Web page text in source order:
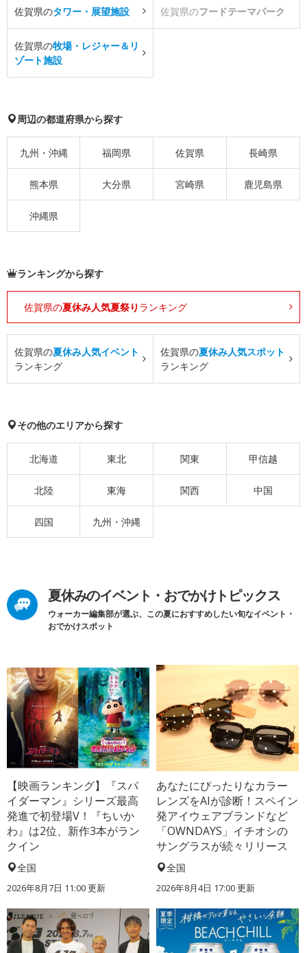
佐賀県のタワー・展望施設 佐賀県のフードテーマパーク
佐賀県の牧場・レジャー＆リ
ゾート施設
周辺の都道府県から探す
九州・沖縄 福岡県 佐賀県 長崎県
熊本県 大分県 宮崎県 鹿児島県
沖縄県
ランキングから探す
佐賀県の夏休み人気夏祭り ランキング
佐賀県の夏休み人気イベント
ランキング
佐賀県の夏休み人気スポット
ランキング
その他のエリアから探す
北海道 東北 関東 甲信越
北陸 東海 関西 中国
四国 九州・沖縄
夏休みのイベント・おでかけトピックス
ウォーカー編集部が選ぶ、この夏におすすめしたい旬なイベント・
おでかけスポット
【映画ランキング】『スパ
イダーマン』シリーズ最高
発進で初登場V！『ちいか
わ』は2位、新作3本がラン
クイン
全国
2026年8月7日 11:00更新
あなたにぴったりなカラー
レンズをAIが診断！スペイン
発アイウェアブランドなど
「OWNDAYS」イチオシの
サングラスが続々リリース
全国
2026年8月4日 17:00更新